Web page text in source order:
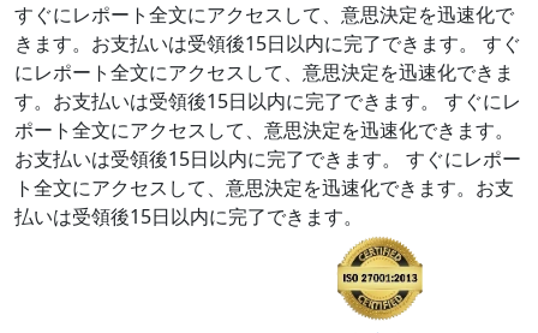
すぐにレポート全文にアクセスして、意思決定を迅速化で
きます。お支払いは受領後15日以内に完了できます。
すぐ
にレポート全文にアクセスして、意思決定を迅速化できま
す。お支払いは受領後15日以内に完了できます。
すぐにレ
ポート全文にアクセスして、意思決定を迅速化できます。
お支払いは受領後15日以内に完了できます。
すぐにレポー
ト全文にアクセスして、意思決定を迅速化できます。お支
払いは受領後15日以内に完了できます。